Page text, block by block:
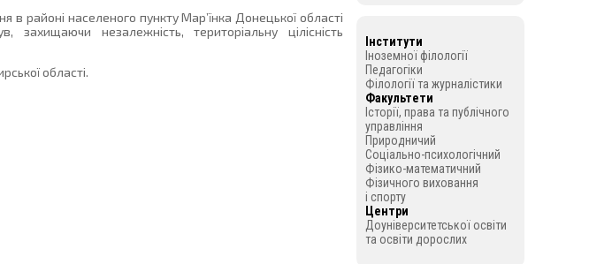
в районі населеного пункту Мар’їнка Донецької області
захищаючи незалежність, територіальну цілісність
області.
Інститути
Іноземної філології
Педагогіки
Філології та журналістики
Факультети
Історії, права та публічного
управління
Природничий
Соціально-психологічний
Фізико-математичний
Фізичного виховання
і спорту
Центри
Доуніверситетської освіти
та освіти дорослих